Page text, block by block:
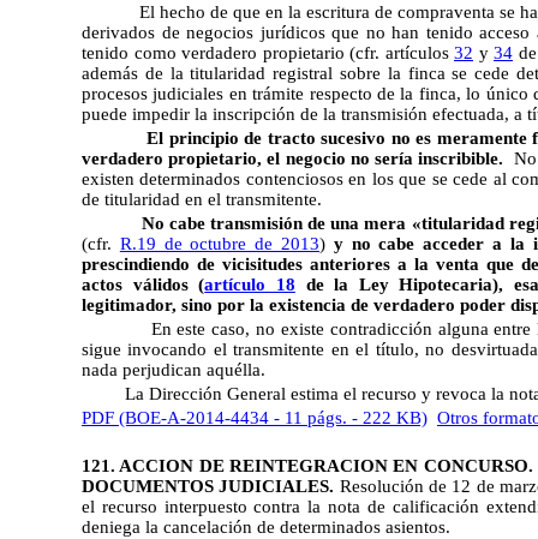
El hecho de que en la escritura de compraventa se
derivados de negocios jurídicos que no han tenido
tenido como verdadero propietario (cfr. artículos 32 y 34
además de la titularidad registral sobre la finca se cede
procesos judiciales en trámite respecto de la finca, lo
puede impedir la inscripción de la transmisión efectuada, a
El principio de tracto sucesivo no es meramente
verdadero propietario, el negocio no sería inscribible.
existen determinados contenciosos en los que se cede al
de titularidad en el transmitente.
No cabe transmisión de una mera «titularidad
(cfr. R.19 de octubre de 2013) y no cabe acceder a la
prescindiendo de vicisitudes anteriores a la venta que
actos válidos (artículo 18 de la Ley Hipotecaria),
legitimador, sino por la existencia de verdadero poder
En este caso, no existe contradicción alguna entre la
sigue invocando el transmitente en el título, no
nada perjudican aquélla.
La Dirección General estima el recurso y revoca la
PDF (BOE-A-2014-4434 - 11 págs. - 222 KB) Otros
121. ACCION DE REINTEGRACION EN
DOCUMENTOS JUDICIALES. Resolución de 12 de
el recurso interpuesto contra la nota de calificación
deniega la cancelación de determinados asientos.